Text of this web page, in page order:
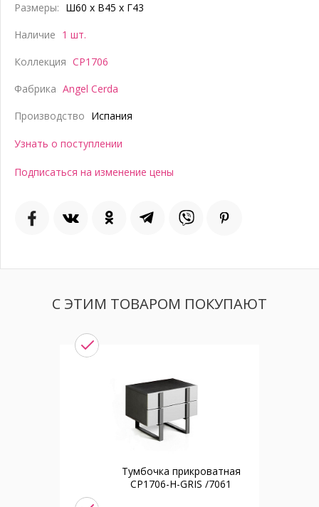
Размеры: Ш60 x В45 x Г43
Наличие 1 шт.
Коллекция CP1706
Фабрика Angel Cerda
Производство Испания
Узнать о поступлении
Подписаться на изменение цены
С ЭТИМ ТОВАРОМ ПОКУПАЮТ
Тумбочка прикроватная
CP1706-H-GRIS /7061